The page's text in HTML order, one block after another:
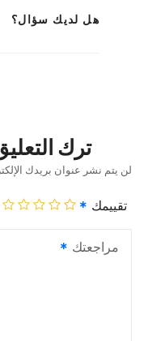
هل لديك سؤال؟
ترك
لن يتم نشر عنوان بريدك
تقييمك
مراجعتك